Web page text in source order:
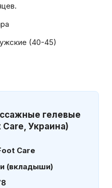
(40-45)
гелевые
Украина)
Care
(вкладыши)